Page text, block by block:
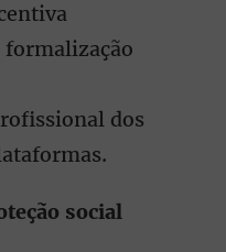
formalização
dos
social